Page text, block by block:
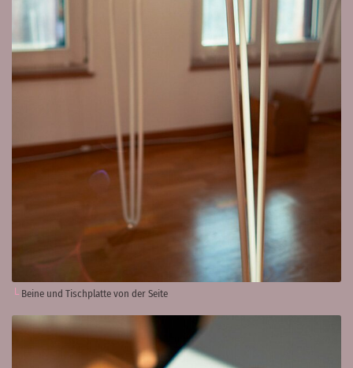
Beine und Tischplatte von der Seite